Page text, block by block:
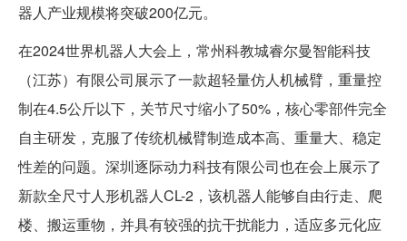
器人产业规模将突破200亿元。
在2024世界机器人大会上，常州科教城睿尔曼智能科技
（江苏）有限公司展示了一款超轻量仿人机械臂，重量控
制在4.5公斤以下，关节尺寸缩小了50%，核心零部件完全
自主研发，克服了传统机械臂制造成本高、重量大、稳定
性差的问题。深圳逐际动力科技有限公司也在会上展示了
新款全尺寸人形机器人CL-2，该机器人能够自由行走、爬
楼、搬运重物，并具有较强的抗干扰能力，适应多元化应